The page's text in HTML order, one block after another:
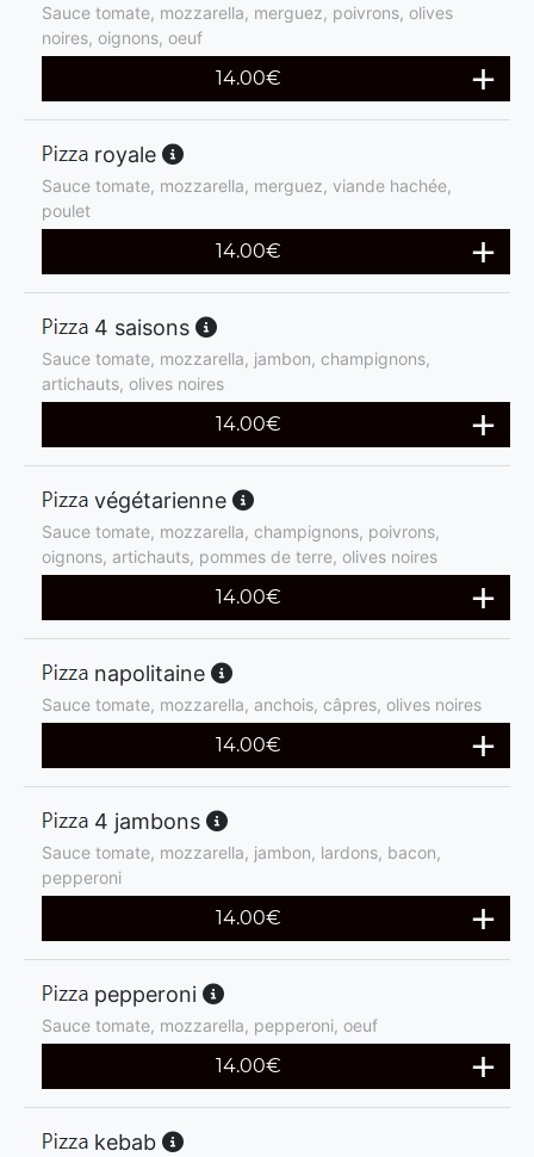
Sauce tomate, mozzarella, merguez, poivrons, olives
noires, oignons, oeuf
14.00€
royale
Sauce tomate, mozzarella, merguez, viande hachée,
poulet
14.00€
4 saisons
Sauce tomate, mozzarella, jambon, champignons,
artichauts, olives noires
14.00€
végétarienne
Sauce tomate, mozzarella, champignons, poivrons,
oignons, artichauts, pommes de terre, olives noires
14.00€
napolitaine
Sauce tomate, mozzarella, anchois, câpres, olives noires
14.00€
4 jambons
Sauce tomate, mozzarella, jambon, lardons, bacon,
pepperoni
14.00€
pepperoni
Sauce tomate, mozzarella, pepperoni, oeuf
14.00€
kebab